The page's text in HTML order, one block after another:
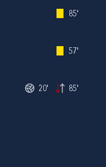
85'
57'
20' 85'